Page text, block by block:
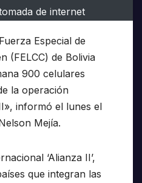
de internet
Especial de
(FELCC) de Bolivia
900 celulares
la operación
informó el lunes el
Mejía.
‘Alianza II’,
que integran las